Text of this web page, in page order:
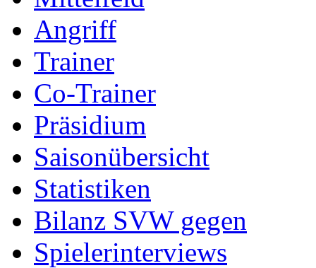
Angriff
Trainer
Co-Trainer
Präsidium
Saisonübersicht
Statistiken
Bilanz SVW gegen
Spielerinterviews